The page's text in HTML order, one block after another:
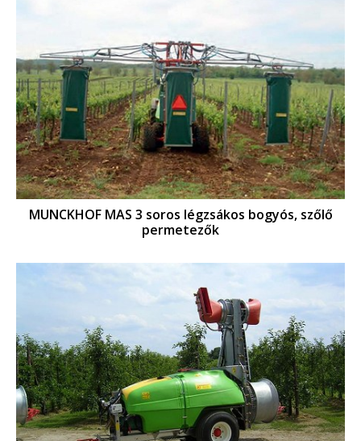
MUNCKHOF MAS 3 soros légzsákos bogyós, szőlő
permetezők